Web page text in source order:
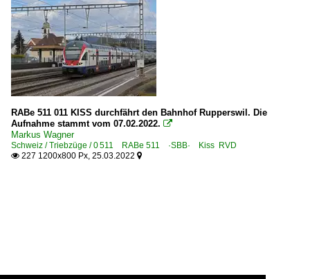
RABe 511 011 KISS durchfährt den Bahnhof Rupperswil. Die
Aufnahme stammt vom 07.02.2022. 
Markus Wagner
Schweiz / Triebzüge / 0 511 RABe 511 ·SBB· Kiss RVD
 227 1200x800 Px, 25.03.2022 